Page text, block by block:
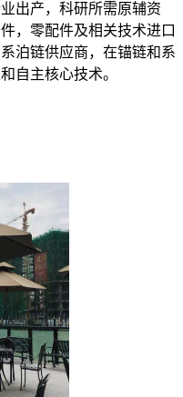
出产，科研所需原辅资
，零配件及相关技术进口
泊链供应商，在锚链和系
自主核心技术。